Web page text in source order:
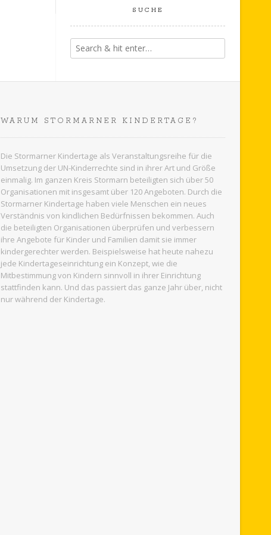
h
e
n
-
N
a
v
i
g
a
t
SUCHE
WARUM STORMARNER KINDERTAGE?
Die Stormarner Kindertage als Veranstaltungsreihe für die
Umsetzung der UN-Kinderrechte sind in ihrer Art und Größe
einmalig. Im ganzen Kreis Stormarn beteiligten sich über 50
Organisationen mit insgesamt über 120 Angeboten. Durch die
Stormarner Kindertage haben viele Menschen ein neues
Verständnis von kindlichen Bedürfnissen bekommen. Auch
die beteiligten Organisationen überprüfen und verbessern
ihre Angebote für Kinder und Familien damit sie immer
kindergerechter werden. Beispielsweise hat heute nahezu
jede Kindertageseinrichtung ein Konzept, wie die
Mitbestimmung von Kindern sinnvoll in ihrer Einrichtung
stattfinden kann. Und das passiert das ganze Jahr über, nicht
nur während der Kindertage.